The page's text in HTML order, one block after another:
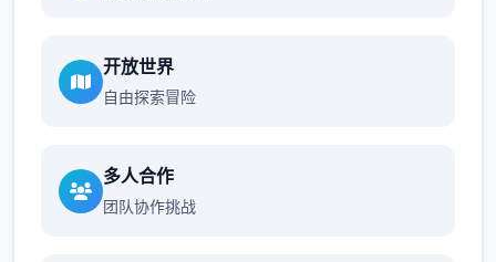
开放世界
自由探索冒险
多人合作
团队协作挑战